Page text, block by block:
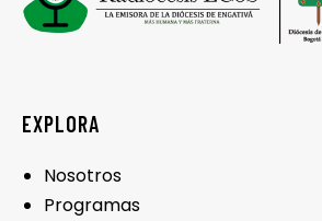
EXPLORA
Nosotros
Programas